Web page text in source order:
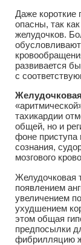
Даже короткие
опасны, так
желудочков.
развивается
с
тахикардии
общей, но и
фоне приступа
сознания,
мозгового
Желудочковая
появлением
увеличением
ухудшением
этом общая
предпосылки
фибрилляцию